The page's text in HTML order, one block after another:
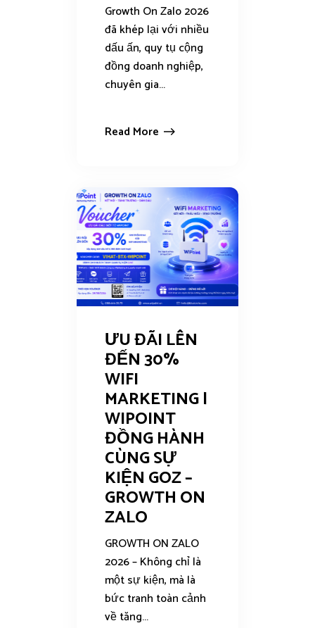
Growth On Zalo 2026
đã khép lại với nhiều
dấu ấn, quy tụ cộng
đồng doanh nghiệp,
chuyên gia...
Read More
ƯU ĐÃI LÊN
ĐẾN 30%
WIFI
MARKETING |
WIPOINT
ĐỒNG HÀNH
CÙNG SỰ
KIỆN GOZ –
GROWTH ON
ZALO
GROWTH ON ZALO
2026 – Không chỉ là
một sự kiện, mà là
bức tranh toàn cảnh
về tăng...